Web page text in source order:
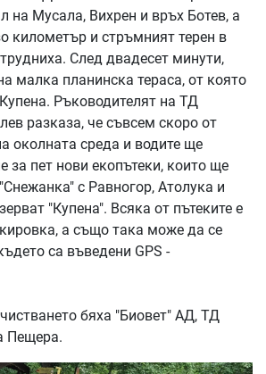
на Мусала, Вихрен и връх Ботев, а
километър и стръмният терен в
След двадесет минути,
малка планинска тераса, от която
Ръководителят на ТД
разказа, че съвсем скоро от
околната среда и водите ще
за пет нови екопътеки, които ще
с Равногор, Атолука и
"Купена". Всяка от пътеките е
а също така може да се
са въведени GPS -
бяха "Биовет" АД, ТД
Пещера.